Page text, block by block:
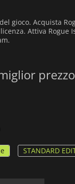
gioco. Acquista
Attiva Rogue
STANDARD